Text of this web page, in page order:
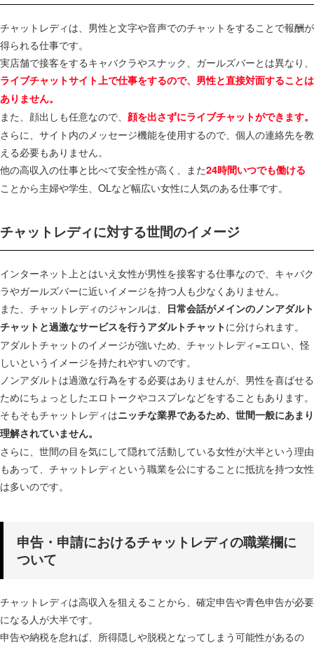
チャットレディは、男性と文字や音声でのチャットをすることで報酬が
得られる仕事です。
実店舗で接客をするキャバクラやスナック、ガールズバーとは異なり、
ライブチャットサイト上で仕事をするので、男性と直接対面することは
ありません。
また、顔出しも任意なので、 顔を出さずにライブチャットができます。
さらに、サイト内のメッセージ機能を使用するので、個人の連絡先を教
える必要もありません。
他の高収入の仕事と比べて安全性が高く、また24時間いつでも働ける
ことから主婦や学生、OLなど幅広い女性に人気のある仕事です。
チャットレディに対する世間のイメージ
インターネット上とはいえ女性が男性を接客する仕事なので、キャバク
ラやガールズバーに近いイメージを持つ人も少なくありません。
また、チャットレディのジャンルは、
日常会話がメインのノンアダルト
チャットと過激なサービスを行うアダルトチャットに分けられます。
アダルトチャットのイメージが強いため、チャットレディ=エロい、怪
しいというイメージを持たれやすいのです。
ノンアダルトは過激な行為をする必要はありませんが、男性を喜ばせる
ためにちょっとしたエロトークやコスプレなどをすることもあります。
そもそもチャットレディはニッチな業界であるため、世間一般にあまり
理解されていません。
さらに、世間の目を気にして隠れて活動している女性が大半という理由
もあって、チャットレディという職業を公にすることに抵抗を持つ女性
は多いのです。
申告・申請におけるチャットレディの職業欄に
ついて
チャットレディは高収入を狙えることから、確定申告や青色申告が必要
になる人が大半です。
申告や納税を怠れば、所得隠しや脱税となってしまう可能性があるの